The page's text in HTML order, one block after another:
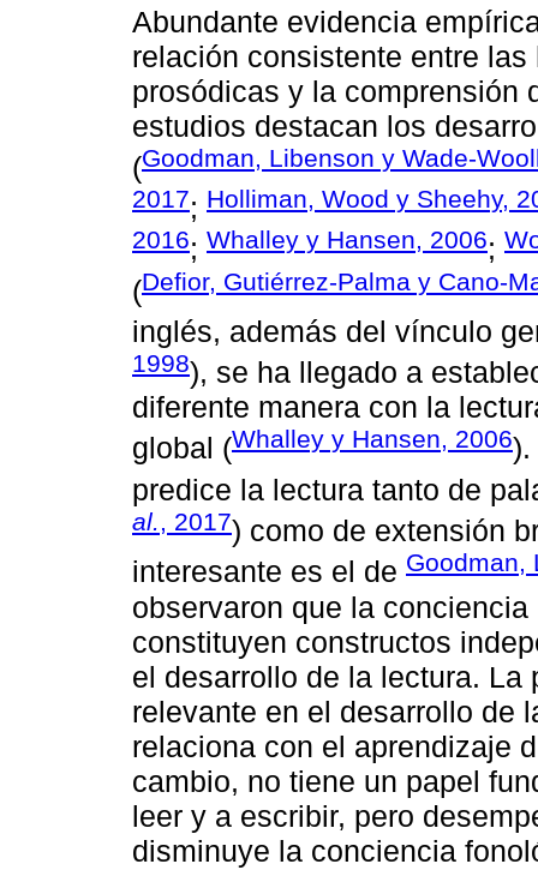
Abundante evidencia
relación consistente entre
prosódicas y la comprensión
estudios destacan los
(Goodman, Libenson y Wade-
2017; Holliman, Wood y Sheehy,
2016; Whalley y Hansen, 2006;
(Defior, Gutiérrez-Palma y Cano-
inglés, además del vínculo
1998), se ha llegado a
diferente manera con la
global (Whalley y Hansen, 2006).
predice la lectura tanto de
al., 2017) como de extensión
interesante es el de Goodman,
observaron que la
constituyen constructos
el desarrollo de la lectura. La
relevante en el desarrollo de
relaciona con el aprendizaje
cambio, no tiene un papel
leer y a escribir, pero
disminuye la conciencia